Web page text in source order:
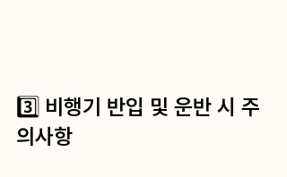
3️⃣ 비행기 반입 및 운반 시 주
의사항